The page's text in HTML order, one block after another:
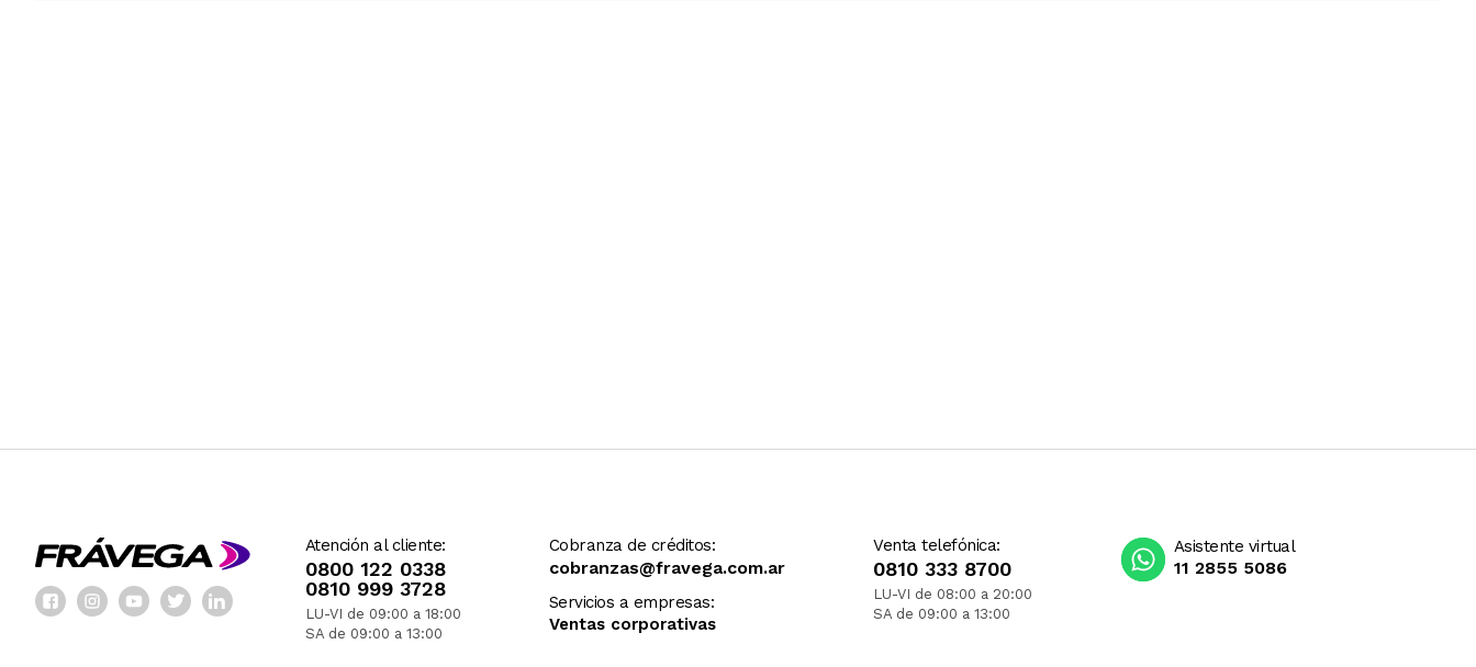
Atención al cliente:
0800 122 0338
0810 999 3728
LU-VI de 09:00 a 18:00
SA de 09:00 a 13:00
Cobranza de créditos:
cobranzas@fravega.com.ar
Servicios a empresas:
Ventas corporativas
Venta telefónica:
0810 333 8700
LU-VI de 08:00 a 20:00
SA de 09:00 a 13:00
Asistente virtual
11 2855 5086